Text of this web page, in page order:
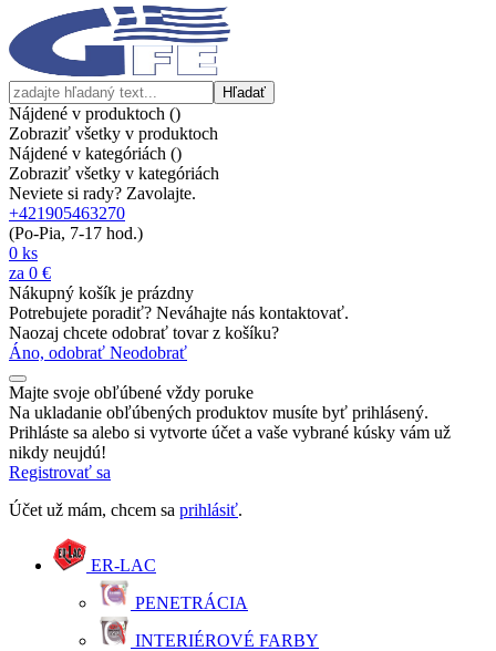
Hľadať
Nájdené v produktoch ()
Zobraziť všetky v produktoch
Nájdené v kategóriách ()
Zobraziť všetky v kategóriách
Neviete si rady? Zavolajte.
+421905463270
(Po-Pia, 7-17 hod.)
0 ks
za 0 €
Nákupný košík je prázdny
Potrebujete poradiť? Neváhajte nás kontaktovať.
Naozaj chcete odobrať tovar z košíku?
Áno, odobrať Neodobrať
Majte svoje obľúbené vždy poruke
Na ukladanie obľúbených produktov musíte byť prihlásený.
Prihláste sa alebo si vytvorte účet a vaše vybrané kúsky vám už
nikdy neujdú!
Registrovať sa
Účet už mám, chcem sa prihlásiť.
ER-LAC
PENETRÁCIA
INTERIÉROVÉ FARBY